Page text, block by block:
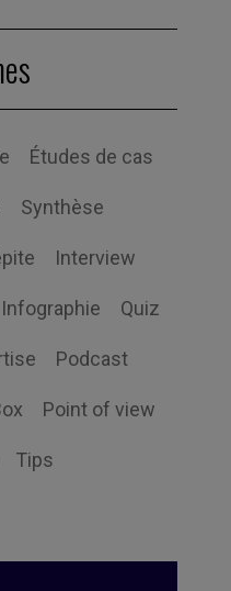
Études de cas
Synthèse
Interview
Infographie Quiz
Podcast
Point of view
Tips